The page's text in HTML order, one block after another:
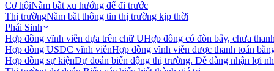
Cơ hộiNắm bắt xu hướng để đi trước
Thị trườngNắm bắt thông tin thị trường kịp thời
Phái Sinh
Hợp đồng vĩnh viễn dựa trên chữ UHợp đồng có đòn bẩy, chưa
Hợp đồng USDC vĩnh viễnHợp đồng vĩnh viễn được thanh toán
Hợp đồng sự kiệnDự đoán biến động thị trường. Dễ dàng nhận lợi